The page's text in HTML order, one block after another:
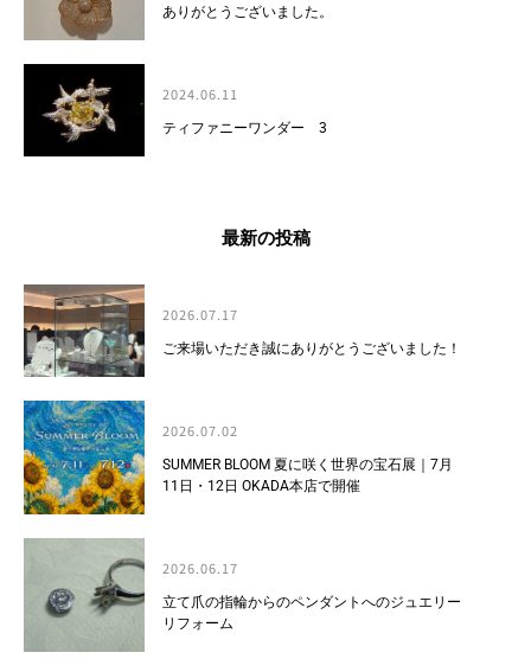
ありがとうございました。
2024.06.11
ティファニーワンダー 3
最新の投稿
2026.07.17
ご来場いただき誠にありがとうございました！
2026.07.02
SUMMER BLOOM 夏に咲く世界の宝石展｜7月
11日・12日 OKADA本店で開催
2026.06.17
立て爪の指輪からのペンダントへのジュエリー
リフォーム